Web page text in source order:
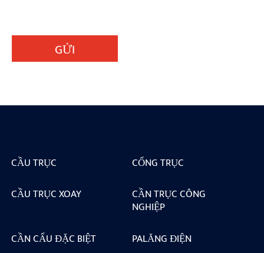
GỬI
CẦU TRỤC
CỔNG TRỤC
CẦU TRỤC XOAY
CẦN TRỤC CÔNG
NGHIỆP
CẦN CẨU ĐẶC BIỆT
PALĂNG ĐIỆN